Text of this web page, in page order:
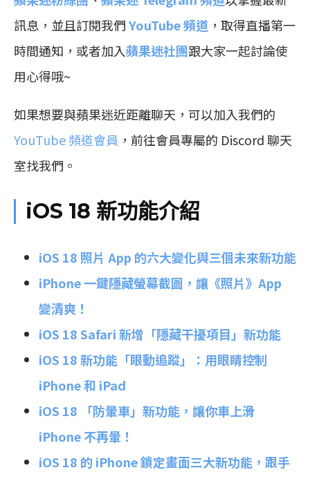
訊息，並且訂閱我們YouTube 頻道 ，取得直播第一
時間通知，或者加入蘋果迷社團跟大家一起討論使
用心得哦~
如果想要與蘋果迷近距離聊天，可以加入我們的
YouTube 頻道會員 ，前往會員專屬的 Discord 聊天
室找我們。
iOS 18 新功能介紹
iOS 18 照片 App 的六大變化與三個未來新功能
iPhone 一鍵隱藏螢幕截圖，讓《照片》App
變清爽！
iOS 18 Safari 新增「隱藏干擾項目」新功能
iOS 18 新功能「眼動追蹤」：用眼睛控制
iPhone 和 iPad
iOS 18 「防暈車」新功能，讓你車上滑
iPhone 不再暈！
iOS 18 的 iPhone 鎖定畫面三大新功能，跟手